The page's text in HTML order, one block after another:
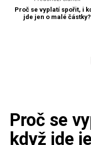
Proč se vyplatí spořit, i
jde jen o malé částky?